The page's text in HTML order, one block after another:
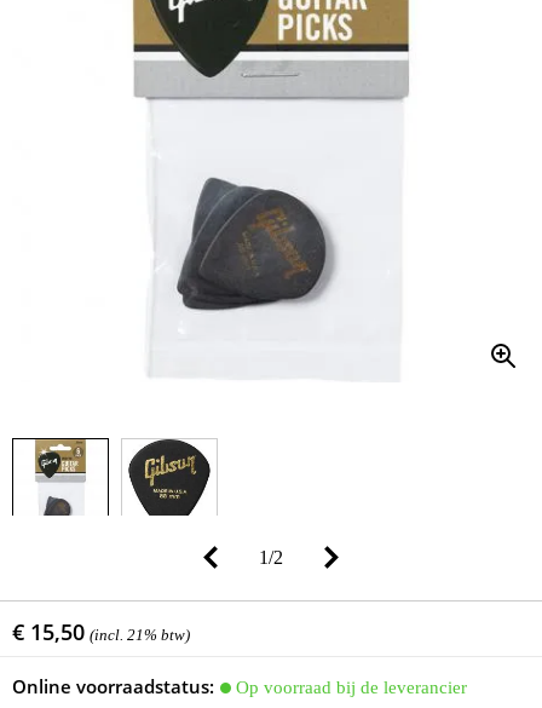
1/2
€ 15,50 (incl. 21% btw)
Online voorraadstatus: Op voorraad bij de leverancier